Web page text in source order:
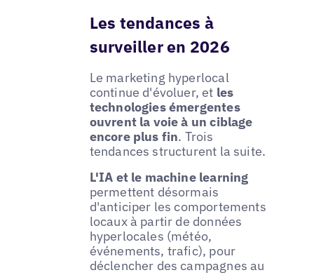
Les tendances à
surveiller en 2026
Le marketing hyperlocal
continue d'évoluer, et les
technologies émergentes
ouvrent la voie à un ciblage
encore plus fin. Trois
tendances structurent la suite.
L'IA et le machine learning
permettent désormais
d'anticiper les comportements
locaux à partir de données
hyperlocales (météo,
événements, trafic), pour
déclencher des campagnes au